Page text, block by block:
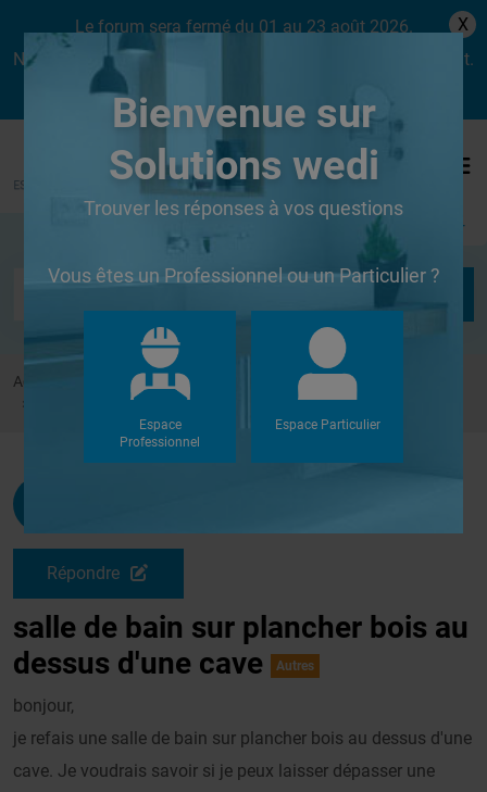
Le forum sera fermé du 01 au 23 août 2026.
Nous aurons le plaisir de vous retrouver dès le lundi 24 août.
X
Se connecter
Accueil Forums
Autres
salle de bain sur plancher bois au dessus d'une cave
Répondre
salle de bain sur plancher bois au
dessus d'une cave
Autres
bonjour,
je refais une salle de bain sur plancher bois au dessus d'une
cave. Je voudrais savoir si je peux laisser dépasser une
Bienvenue sur
Solutions wedi
Trouver les réponses à vos questions
Vous êtes un Professionnel ou un Particulier ?
Espace
Professionnel
Espace Particulier